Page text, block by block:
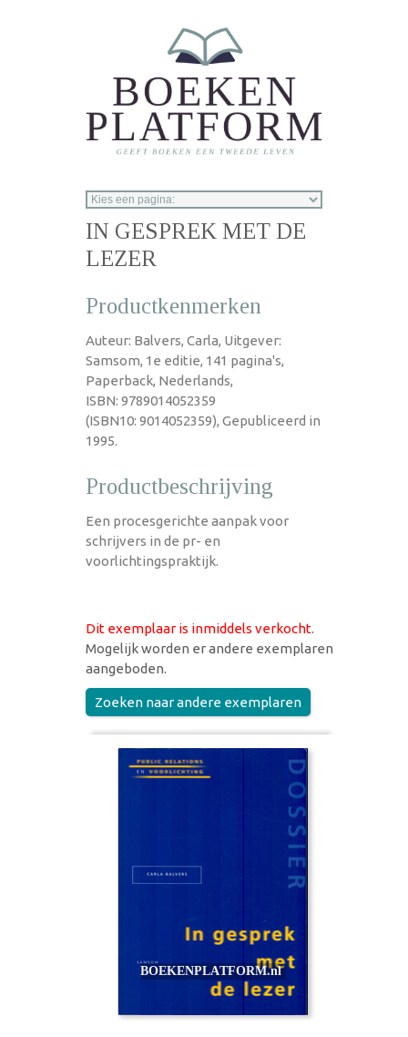
IN GESPREK MET DE
LEZER
Productkenmerken
Auteur: Balvers, Carla, Uitgever:
Samsom, 1e editie, 141 pagina's,
Paperback, Nederlands,
ISBN: 9789014052359
(ISBN10: 9014052359), Gepubliceerd in
1995.
Productbeschrijving
Een procesgerichte aanpak voor
schrijvers in de pr- en
voorlichtingspraktijk.
Dit exemplaar is inmiddels verkocht.
Mogelijk worden er andere exemplaren
aangeboden.
Zoeken naar andere exemplaren